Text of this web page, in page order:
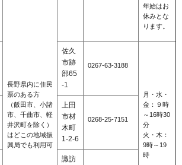
長野県内に住民
票のある方
（飯田市、小諸
市、千曲市、軽
井沢町を除く）
はどこの地域振
興局でも利用可
年始はお
休みとな
ります。
佐久
市跡
部65
-1
0267-63-3188
月・水・
金：９時
～16時30
分
火・木：
9時～19
時
上田
市材
木町
1-2-6
0268-25-7151
諏訪